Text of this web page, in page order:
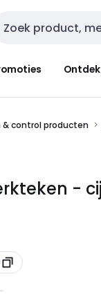
Zoekveld invoer
& control producten
-